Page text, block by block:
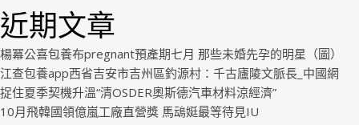
近期文章
楊冪公喜包養布pregnant預產期七月 那些未婚先孕的明星（圖）
江查包養app西省吉安市吉州區釣源村：千古廬陵文脈長_中國網
捉住夏季契機升溫“清OSDER奧斯德汽車材料涼經濟”
10月飛韓國領億嵐工廠直營獎 馬䲰娗最等待見IU
Royal.